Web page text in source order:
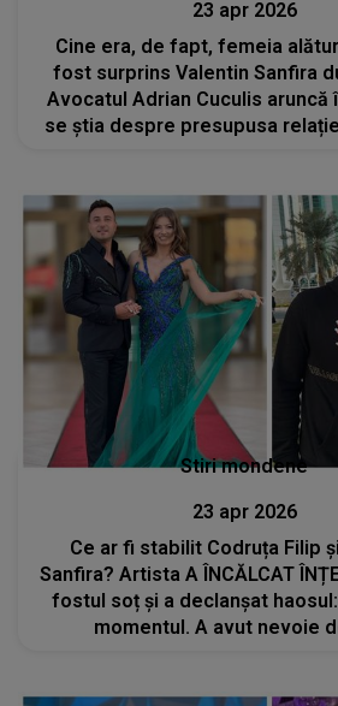
23 apr 2026
Cine era, de fapt, femeia
fost surprins Valentin Sanfira
Avocatul Adrian Cuculis aruncă
se știa despre presupusa
Stiri mondene
23 apr 2026
Ce ar fi stabilit Codruța Filip
Sanfira? Artista A ÎNCĂLCAT
fostul soț și a declanșat
momentul. A avut nevoie